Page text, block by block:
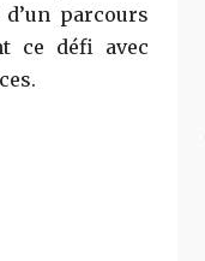
parcours
ce défi avec